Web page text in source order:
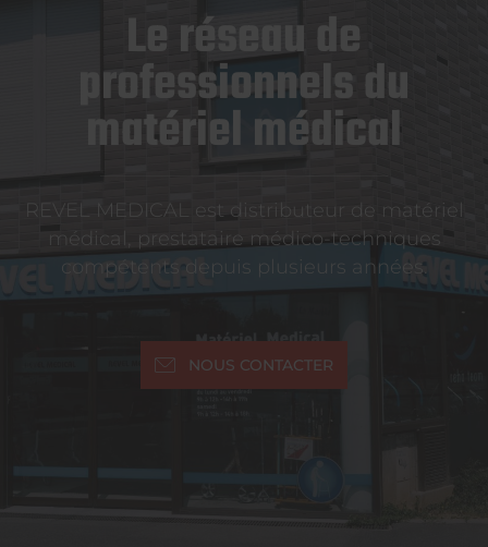
Le réseau de
professionnels du
matériel médical
REVEL MEDICAL est distributeur de matériel
médical, prestataire médico-techniques
compétents depuis plusieurs années.
NOUS CONTACTER